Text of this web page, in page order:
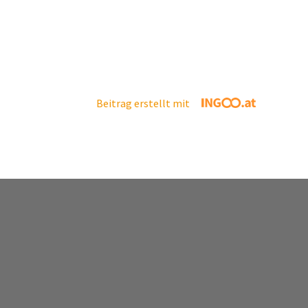
Beitrag erstellt mit